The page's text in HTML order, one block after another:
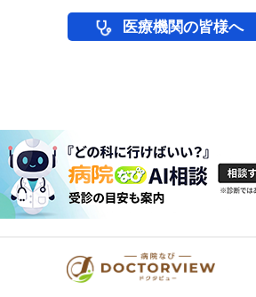
医療機関の皆様へ